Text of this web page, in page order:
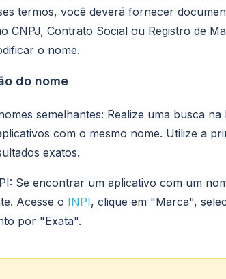
termos, você deverá fornecer
CNPJ, Contrato Social ou Registro de
o nome.
do nome
semelhantes: Realize uma busca
com o mesmo nome. Utilize a
exatos.
Se encontrar um aplicativo com um
Acesse o INPI, clique em "Marca",
por "Exata".